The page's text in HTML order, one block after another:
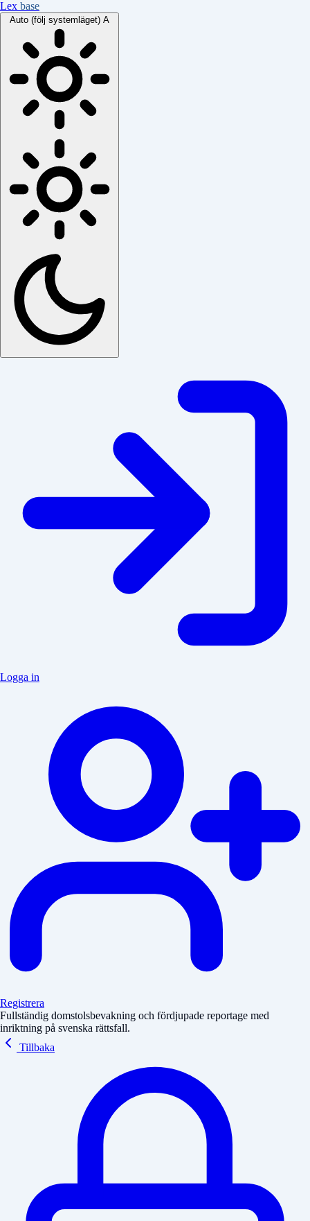
Lex base
Auto (följ systemläget) A
Logga in
Registrera
Fullständig domstolsbevakning och fördjupade reportage med
inriktning på svenska rättsfall.
Tillbaka